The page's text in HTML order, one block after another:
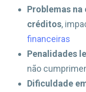
Problemas
créditos,
financeiras
Penalidades
não
Dificuldade